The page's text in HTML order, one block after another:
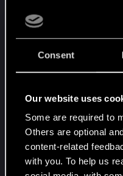
Consent
Our website uses
Some are required to
Others are optional
content-related
with you. To help us